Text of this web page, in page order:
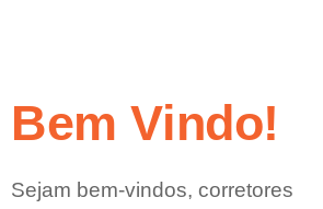
Bem Vindo!
Sejam bem-vindos, corretores